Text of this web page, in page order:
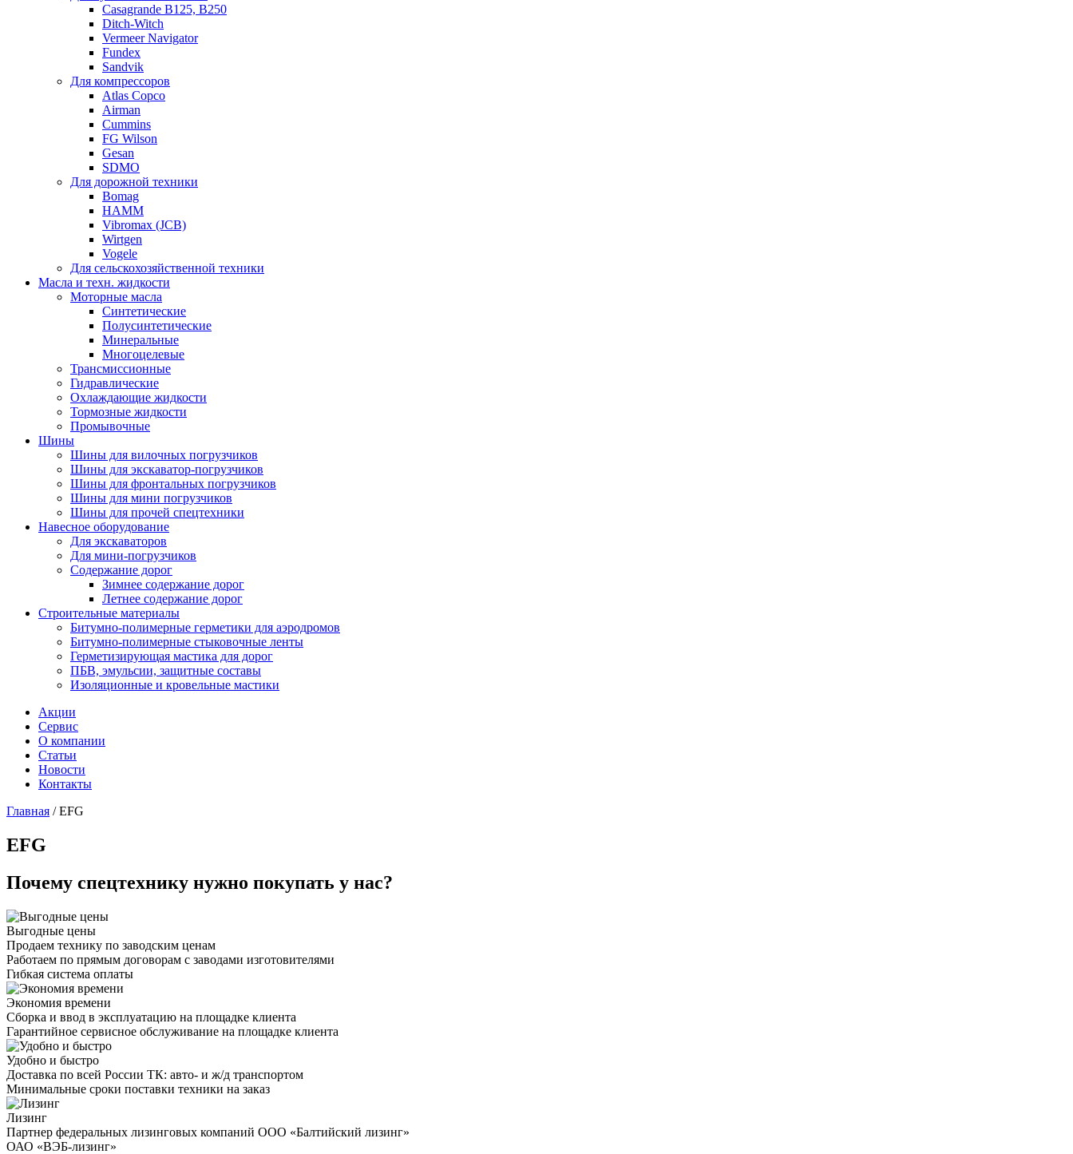
Casagrande B125, B250
Ditch-Witch
Vermeer Navigator
Fundex
Sandvik
Для компрессоров
Atlas Copco
Airman
Cummins
FG Wilson
Gesan
SDMO
Для дорожной техники
Bomag
HAMM
Vibromax (JCB)
Wirtgen
Vogele
Для сельскохозяйственной техники
Масла и техн. жидкости
Моторные масла
Синтетические
Полусинтетические
Минеральные
Многоцелевые
Трансмиссионные
Гидравлические
Охлаждающие жидкости
Тормозные жидкости
Промывочные
Шины
Шины для вилочных погрузчиков
Шины для экскаватор-погрузчиков
Шины для фронтальных погрузчиков
Шины для мини погрузчиков
Шины для прочей спецтехники
Навесное оборудование
Для экскаваторов
Для мини-погрузчиков
Содержание дорог
Зимнее содержание дорог
Летнее содержание дорог
Строительные материалы
Битумно-полимерные герметики для аэродромов
Битумно-полимерные стыковочные ленты
Герметизирующая мастика для дорог
ПБВ, эмульсии, защитные составы
Изоляционные и кровельные мастики
Акции
Сервис
О компании
Статьи
Новости
Контакты
Главная /EFG
EFG
Почему спецтехнику нужно покупать у нас?
Выгодные цены
Продаем технику по заводским ценам
Работаем по прямым договорам с заводами изготовителями
Гибкая система оплаты
Экономия времени
Сборка и ввод в эксплуатацию на площадке клиента
Гарантийное сервисное обслуживание на площадке клиента
Удобно и быстро
Доставка по всей России ТК: авто- и ж/д транспортом
Минимальные сроки поставки техники на заказ
Лизинг
Партнер федеральных лизинговых компаний ООО «Балтийский лизинг»
ОАО «ВЭБ-лизинг»